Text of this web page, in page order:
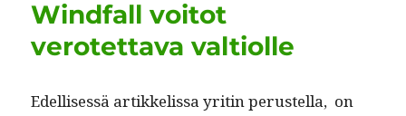
Windfall voitot
verotettava valtiolle
Edel­lisessä artikke­lis­sa yritin perustel­la, on